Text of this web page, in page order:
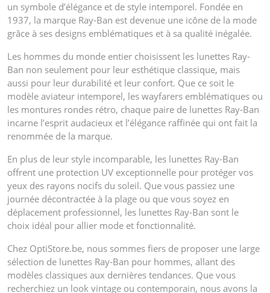
un symbole d’élégance et de style intemporel. Fondée en
1937, la marque Ray-Ban est devenue une icône de la mode
grâce à ses designs emblématiques et à sa qualité inégalée.
Les hommes du monde entier choisissent les lunettes Ray-
Ban non seulement pour leur esthétique classique, mais
aussi pour leur durabilité et leur confort. Que ce soit le
modèle aviateur intemporel, les wayfarers emblématiques ou
les montures rondes rétro, chaque paire de lunettes Ray-Ban
incarne l’esprit audacieux et l’élégance raffinée qui ont fait la
renommée de la marque.
En plus de leur style incomparable, les lunettes Ray-Ban
offrent une protection UV exceptionnelle pour protéger vos
yeux des rayons nocifs du soleil. Que vous passiez une
journée décontractée à la plage ou que vous soyez en
déplacement professionnel, les lunettes Ray-Ban sont le
choix idéal pour allier mode et fonctionnalité.
Chez OptiStore.be, nous sommes fiers de proposer une large
sélection de lunettes Ray-Ban pour hommes, allant des
modèles classiques aux dernières tendances. Que vous
recherchiez un look vintage ou contemporain, nous avons la